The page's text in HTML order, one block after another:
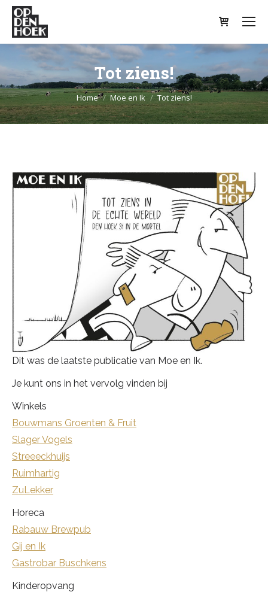
Tot ziens!
Je bent hier:
Home Moe en Ik Tot ziens!
Dit was de laatste publicatie van Moe en Ik.
Je kunt ons in het vervolg vinden bij
Winkels
Bouwmans Groenten & Fruit
Slager Vogels
Streeeckhuijs
Ruimhartig
ZuLekker
Horeca
Rabauw Brewpub
Gij en Ik
Gastrobar Buschkens
Kinderopvang